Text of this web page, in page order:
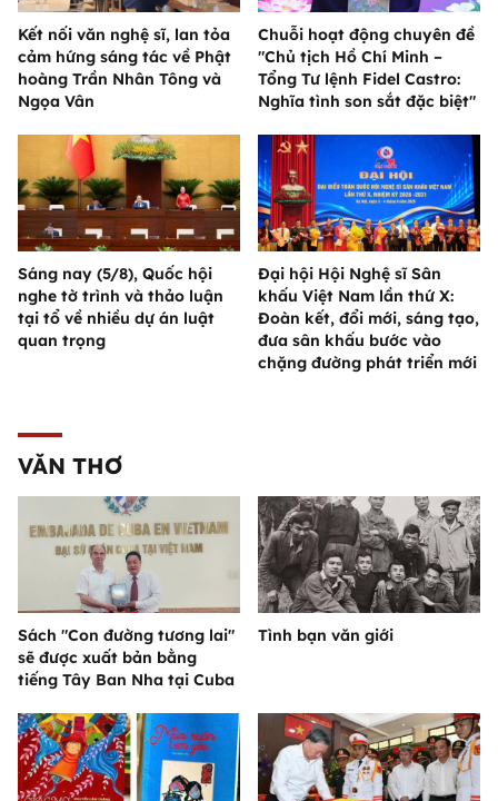
Kết nối văn nghệ sĩ, lan tỏa
cảm hứng sáng tác về Phật
hoàng Trần Nhân Tông và
Ngọa Vân
Chuỗi hoạt động chuyên đề
"Chủ tịch Hồ Chí Minh –
Tổng Tư lệnh Fidel Castro:
Nghĩa tình son sắt đặc biệt"
Sáng nay (5/8), Quốc hội
nghe tờ trình và thảo luận
tại tổ về nhiều dự án luật
quan trọng
Đại hội Hội Nghệ sĩ Sân
khấu Việt Nam lần thứ X:
Đoàn kết, đổi mới, sáng tạo,
đưa sân khấu bước vào
chặng đường phát triển mới
VĂN THƠ
Sách "Con đường tương lai"
sẽ được xuất bản bằng
tiếng Tây Ban Nha tại Cuba
Tình bạn văn giới